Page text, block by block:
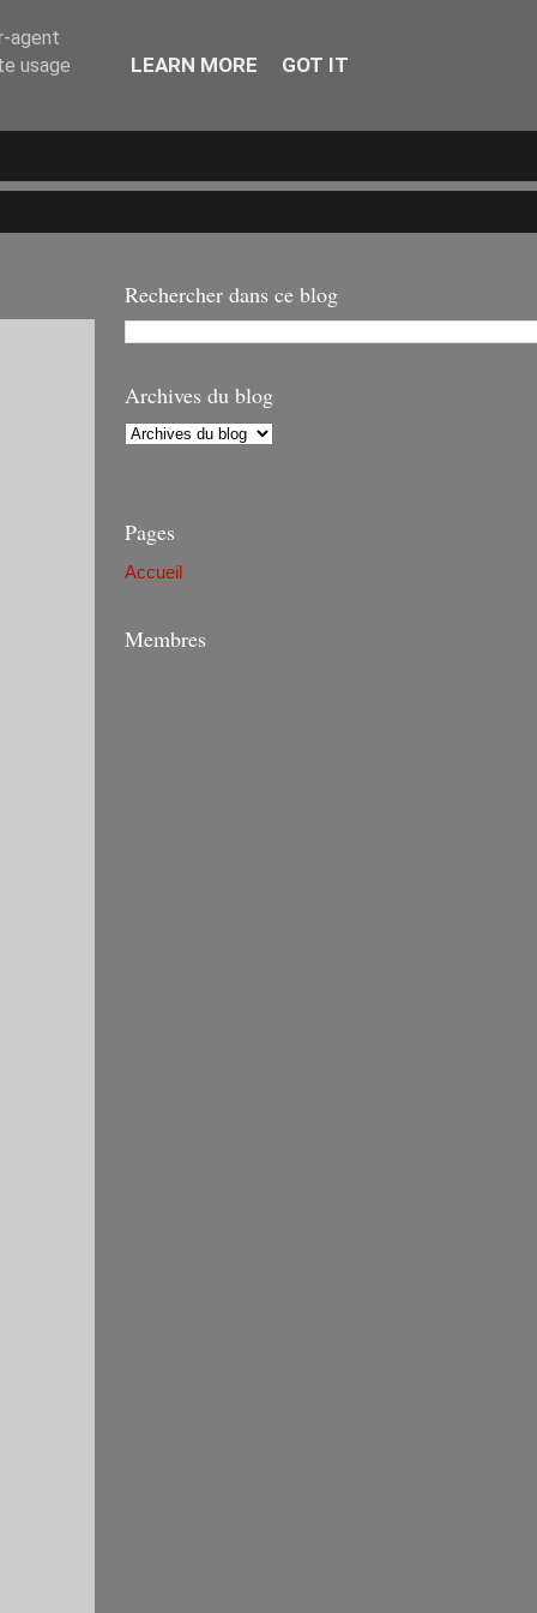
Rechercher dans ce blog
Archives du blog
Pages
Accueil
Membres
agent
usage
LEARN MORE GOT IT